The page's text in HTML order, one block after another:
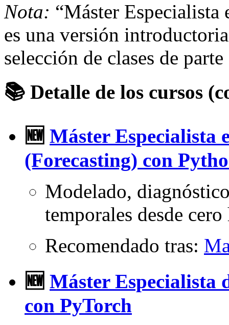
Nota: “Máster Especialista
es una versión
selección de clases de
📚 Detalle de los cursos
🆕 Máster Especialista
(Forecasting) con
Modelado,
temporales desde
Recomendado tras:
🆕 Máster Especialista
con PyTorch